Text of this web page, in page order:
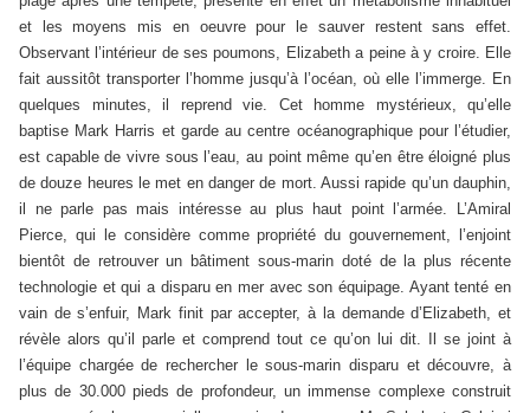
et les moyens mis en oeuvre pour le sauver restent sans effet.
Observant l’intérieur de ses poumons, Elizabeth a peine à y croire. Elle
fait aussitôt transporter l’homme jusqu’à l’océan, où elle l’immerge. En
quelques minutes, il reprend vie. Cet homme mystérieux, qu’elle
baptise Mark Harris et garde au centre océanographique pour l’étudier,
est capable de vivre sous l’eau, au point même qu’en être éloigné plus
de douze heures le met en danger de mort. Aussi rapide qu’un dauphin,
il ne parle pas mais intéresse au plus haut point l’armée. L’Amiral
Pierce, qui le considère comme propriété du gouvernement, l’enjoint
bientôt de retrouver un bâtiment sous-marin doté de la plus récente
technologie et qui a disparu en mer avec son équipage. Ayant tenté en
vain de s’enfuir, Mark finit par accepter, à la demande d’Elizabeth, et
révèle alors qu’il parle et comprend tout ce qu’on lui dit. Il se joint à
l’équipe chargée de rechercher le sous-marin disparu et découvre, à
plus de 30.000 pieds de profondeur, un immense complexe construit